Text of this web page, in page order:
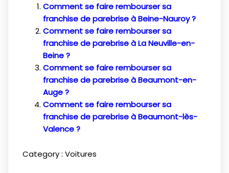
Comment se faire rembourser sa
franchise de parebrise à Beine-Nauroy ?
Comment se faire rembourser sa
franchise de parebrise à La Neuville-en-
Beine ?
Comment se faire rembourser sa
franchise de parebrise à Beaumont-en-
Auge ?
Comment se faire rembourser sa
franchise de parebrise à Beaumont-lès-
Valence ?
Category : Voitures